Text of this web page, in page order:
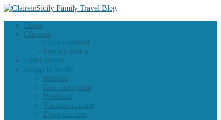
Home
Chi sono
Collaborazioni
Privacy Policy
I miei servizi
Viaggi in Sicilia
Itinerari
Gite fuori porta
Weekend
Vacanze al mare
Dove dormire